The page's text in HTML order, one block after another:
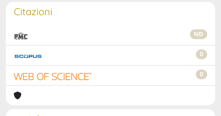
Citazioni
ND
0
0